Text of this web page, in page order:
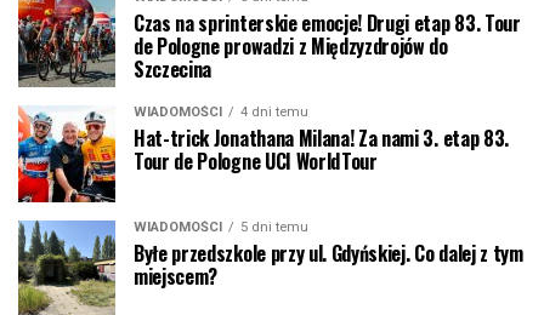
Czas na sprinterskie emocje! Drugi etap 83. Tour
de Pologne prowadzi z Międzyzdrojów do
Szczecina
WIADOMOŚCI 4 dni temu
Hat-trick Jonathana Milana! Za nami 3. etap 83.
Tour de Pologne UCI WorldTour
WIADOMOŚCI 5 dni temu
Byłe przedszkole przy ul. Gdyńskiej. Co dalej z tym
miejscem?